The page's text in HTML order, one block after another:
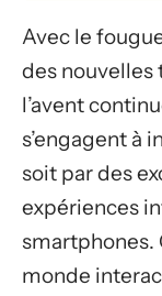
Avec le
des nouvelles
l’avent
s’engagent à
soit par des
expériences
smartphones.
monde